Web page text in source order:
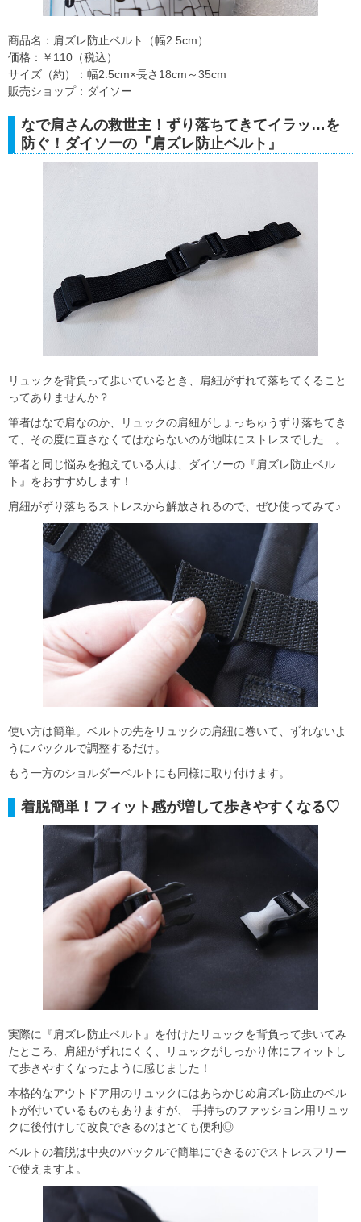
商品名：肩ズレ防止ベルト（幅2.5cm）
価格：￥110（税込）
サイズ（約）：幅2.5cm×長さ18cm～35cm
販売ショップ：ダイソー
なで肩さんの救世主！ずり落ちてきてイラッ…を
防ぐ！ダイソーの『肩ズレ防止ベルト』
リュックを背負って歩いているとき、肩紐がずれて落ちてくること
ってありませんか？
筆者はなで肩なのか、リュックの肩紐がしょっちゅうずり落ちてき
て、その度に直さなくてはならないのが地味にストレスでした…。
筆者と同じ悩みを抱えている人は、ダイソーの『肩ズレ防止ベル
ト』をおすすめします！
肩紐がずり落ちるストレスから解放されるので、ぜひ使ってみて♪
使い方は簡単。ベルトの先をリュックの肩紐に巻いて、ずれないよ
うにバックルで調整するだけ。
もう一方のショルダーベルトにも同様に取り付けます。
着脱簡単！フィット感が増して歩きやすくなる♡
実際に『肩ズレ防止ベルト』を付けたリュックを背負って歩いてみ
たところ、肩紐がずれにくく、リュックがしっかり体にフィットし
て歩きやすくなったように感じました！
本格的なアウトドア用のリュックにはあらかじめ肩ズレ防止のベル
トが付いているものもありますが、 手持ちのファッション用リュッ
クに後付けして改良できるのはとても便利◎
ベルトの着脱は中央のバックルで簡単にできるのでストレスフリー
で使えますよ。